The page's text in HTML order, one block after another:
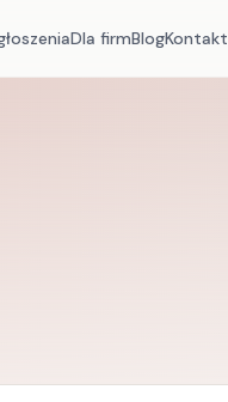
Dla firmBlogKontakt